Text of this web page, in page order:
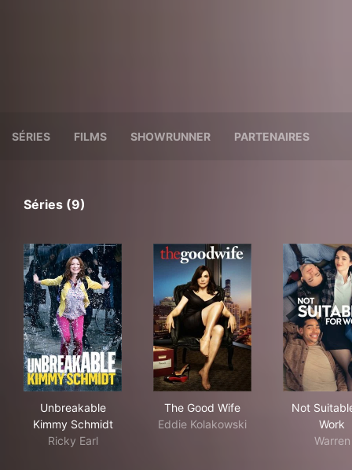
SÉRIES FILMS SHOWRUNNER PARTENAIRES
Séries (9)
Unbreakable
Kimmy Schmidt
Ricky Earl
The Good Wife
Eddie Kolakowski
Not
Work
Warren